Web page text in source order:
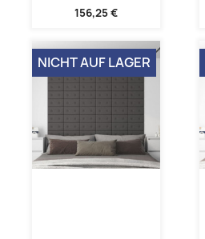
156,25 €
NICHT AUF LAGER